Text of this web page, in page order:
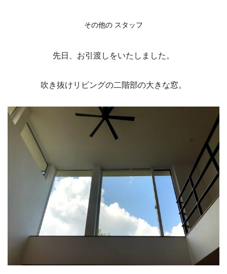
その他の スタッフ
先日、お引渡しをいたしました。
吹き抜けリビングの二階部の大きな窓。